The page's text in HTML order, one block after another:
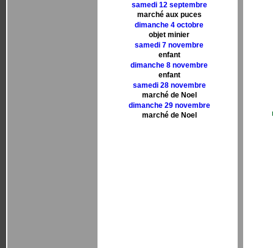
samedi 12 septembre
marché aux puces
dimanche 4 octobre
objet minier
samedi 7 novembre
enfant
dimanche 8 novembre
enfant
samedi 28 novembre
marché de Noel
dimanche 29 novembre
marché de Noel